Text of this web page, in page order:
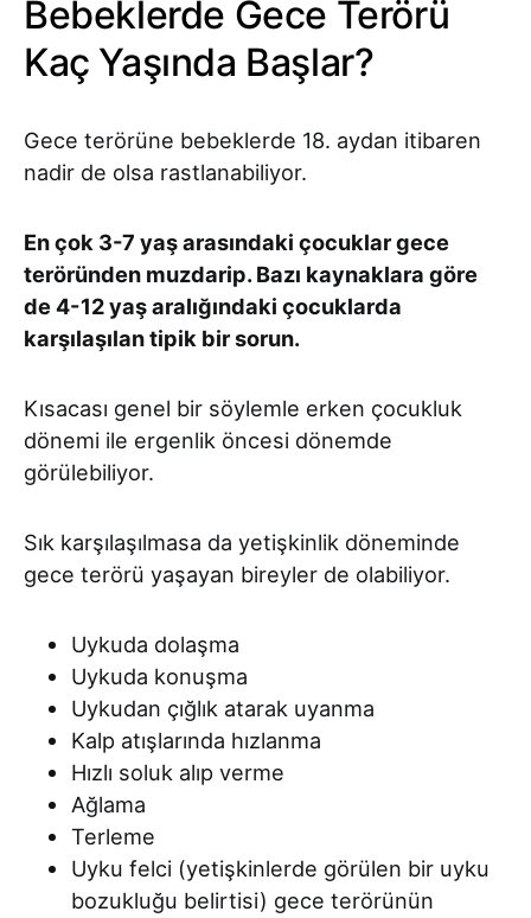
Bebeklerde Gece Terörü
Kaç Yaşında Başlar?
Gece terörüne bebeklerde 18. aydan itibaren
nadir de olsa rastlanabiliyor.
En çok 3-7 yaş arasındaki çocuklar gece
teröründen muzdarip. Bazı kaynaklara göre
de 4-12 yaş aralığındaki çocuklarda
karşılaşılan tipik bir sorun.
Kısacası genel bir söylemle erken çocukluk
dönemi ile ergenlik öncesi dönemde
görülebiliyor.
Sık karşılaşılmasa da yetişkinlik döneminde
gece terörü yaşayan bireyler de olabiliyor.
Uykuda dolaşma
Uykuda konuşma
Uykudan çığlık atarak uyanma
Kalp atışlarında hızlanma
Hızlı soluk alıp verme
Ağlama
Terleme
Uyku felci (yetişkinlerde görülen bir uyku
bozukluğu belirtisi) gece terörünün